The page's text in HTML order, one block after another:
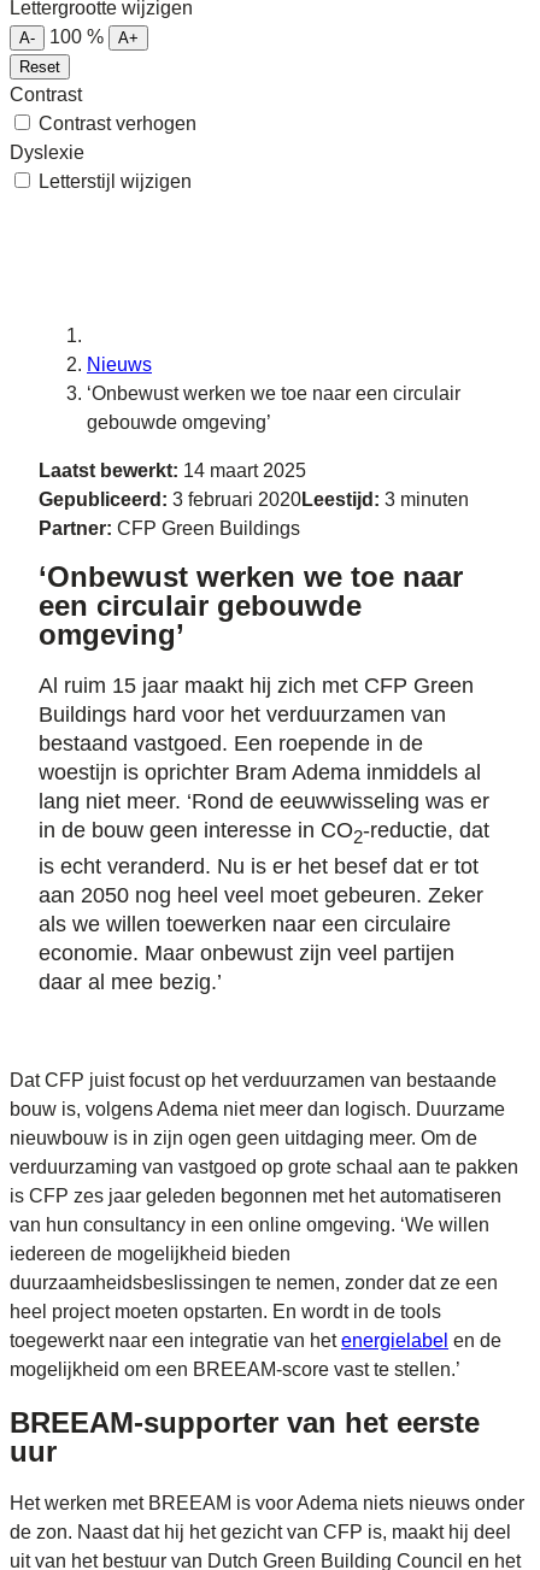
Lettergrootte wijzigen
A- 100 %
A+
Reset
Contrast
Contrast verhogen
Dyslexie
Letterstijl wijzigen
Nieuws
‘Onbewust werken we toe naar een circulair
gebouwde omgeving’
Laatst bewerkt: 14 maart 2025
Gepubliceerd: 3 februari 2020Leestijd: 3 minuten
Partner: CFP Green Buildings
‘Onbewust werken we toe naar
een circulair gebouwde
omgeving’
Al ruim 15 jaar maakt hij zich met CFP Green
Buildings hard voor het verduurzamen van
bestaand vastgoed. Een roepende in de
woestijn is oprichter Bram Adema inmiddels al
lang niet meer. ‘Rond de eeuwwisseling was er
in de bouw geen interesse in CO2-reductie, dat
is echt veranderd. Nu is er het besef dat er tot
aan 2050 nog heel veel moet gebeuren. Zeker
als we willen toewerken naar een circulaire
economie. Maar onbewust zijn veel partijen
daar al mee bezig.’
Dat CFP juist focust op het verduurzamen van bestaande
bouw is, volgens Adema niet meer dan logisch. Duurzame
nieuwbouw is in zijn ogen geen uitdaging meer. Om de
verduurzaming van vastgoed op grote schaal aan te pakken
is CFP zes jaar geleden begonnen met het automatiseren
van hun consultancy in een online omgeving. ‘We willen
iedereen de mogelijkheid bieden
duurzaamheidsbeslissingen te nemen, zonder dat ze een
heel project moeten opstarten. En wordt in de tools
toegewerkt naar een integratie van hetenergielabel en de
mogelijkheid om een BREEAM-score vast te stellen.’
BREEAM-supporter van het eerste
uur
Het werken met BREEAM is voor Adema niets nieuws onder
de zon. Naast dat hij het gezicht van CFP is, maakt hij deel
uit van het bestuur van Dutch Green Building Council en het